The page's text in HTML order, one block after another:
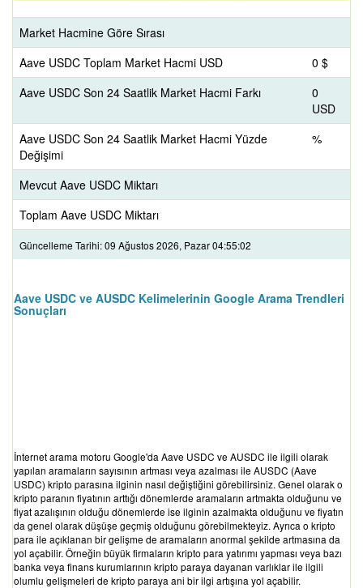
Market Hacmine Göre Sırası
Aave USDC Toplam Market Hacmi USD
0 $
Aave USDC Son 24 Saatlik Market Hacmi Farkı
0
USD
Aave USDC Son 24 Saatlik Market Hacmi Yüzde
Değişimi
%
Mevcut Aave USDC Miktarı
Toplam Aave USDC Miktarı
Güncelleme Tarihi: 09 Ağustos 2026, Pazar 04:55:02
Aave USDC ve AUSDC Kelimelerinin Google Arama Trendleri
Sonuçları
İnternet arama motoru Google'da Aave USDC ve AUSDC ile ilgili olarak
yapılan aramaların sayısının artması veya azalması ile AUSDC (Aave
USDC) kripto parasına ilginin nasıl değiştiğini görebilirsiniz. Genel olarak o
kripto paranın fiyatının arttığı dönemlerde aramaların artmakta olduğunu ve
fiyat azalışının olduğu dönemlerde ise ilginin azalmakta olduğunu ve fiyatın
da genel olarak düşüşe geçmiş olduğunu görebilmekteyiz. Ayrıca o kripto
para ile açıklanan bir gelişme de aramaların anormal şekilde artmasına da
yol açabilir. Örneğin büyük firmaların kripto para yatırımı yapması veya bazı
banka veya finans kurumlarının kripto paraya dayanan varlıklar ile ilgili
olumlu gelişmeleri de kripto paraya ani bir ilgi artışına yol açabilir.